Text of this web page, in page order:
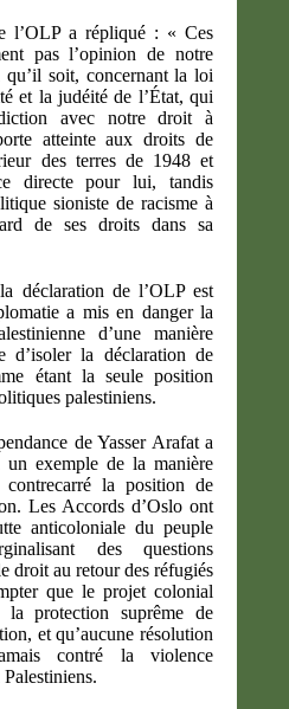
l’OLP a répliqué : « Ces
pas l’opinion de notre
qu’il soit, concernant la loi
et la judéité de l’État, qui
avec notre droit à
atteinte aux droits de
des terres de 1948 et
directe pour lui, tandis
sioniste de racisme à
de ses droits dans sa
déclaration de l’OLP est
a mis en danger la
d’une manière
d’isoler la déclaration de
étant la seule position
palestiniens.
de Yasser Arafat a
un exemple de la manière
la position de
Les Accords d’Oslo ont
anticoloniale du peuple
des questions
droit au retour des réfugiés
que le projet colonial
la protection suprême de
et qu’aucune résolution
contré la violence